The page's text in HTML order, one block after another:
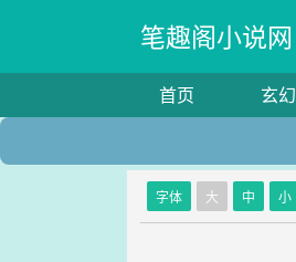
笔趣阁小说网
首页 玄幻
字体 大 中 小